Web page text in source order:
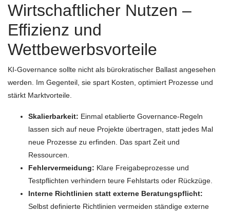
Wirtschaftlicher Nutzen –
Effizienz und
Wettbewerbsvorteile
KI-Governance sollte nicht als bürokratischer Ballast angesehen
werden. Im Gegenteil, sie spart Kosten, optimiert Prozesse und
stärkt Marktvorteile.
Skalierbarkeit: Einmal etablierte Governance-Regeln
lassen sich auf neue Projekte übertragen, statt jedes Mal
neue Prozesse zu erfinden. Das spart Zeit und
Ressourcen.
Fehlervermeidung: Klare Freigabeprozesse und
Testpflichten verhindern teure Fehlstarts oder Rückzüge.
Interne Richtlinien statt externe Beratungspflicht:
Selbst definierte Richtlinien vermeiden ständige externe